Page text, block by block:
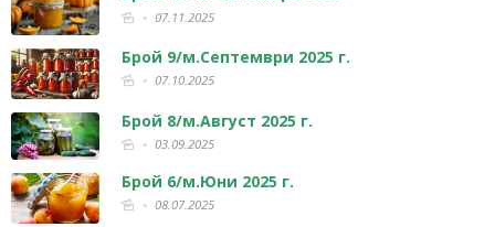
07.11.2025
Брой 9/м.Септември 2025 г.
07.10.2025
Брой 8/м.Август 2025 г.
03.09.2025
Брой 6/м.Юни 2025 г.
08.07.2025